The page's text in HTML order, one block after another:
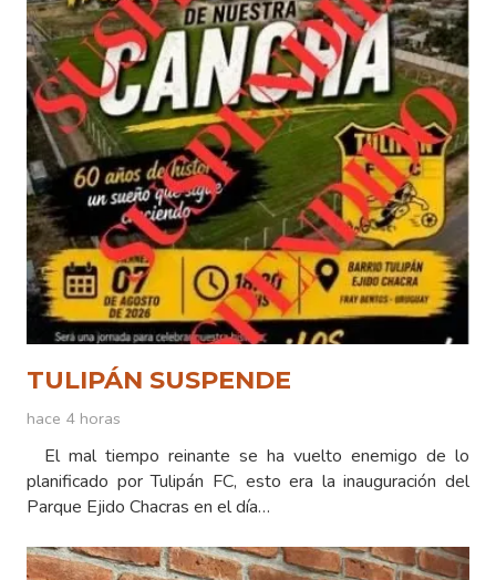
TULIPÁN SUSPENDE
hace 4 horas
El mal tiempo reinante se ha vuelto enemigo de lo
planificado por Tulipán FC, esto era la inauguración del
Parque Ejido Chacras en el día…